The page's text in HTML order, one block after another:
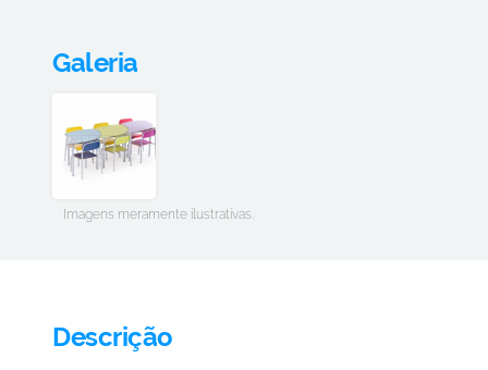
Galeria
Imagens meramente ilustrativas.
Descrição